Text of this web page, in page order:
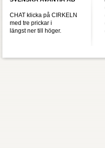
CHAT klicka på CIRKELN
med tre prickar i
längst ner till höger.